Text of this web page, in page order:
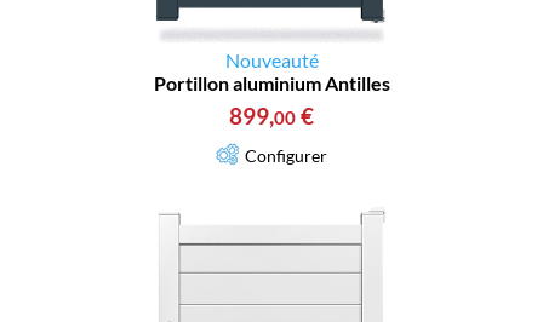
Nouveauté
Portillon aluminium Antilles
899,00 €
Configurer